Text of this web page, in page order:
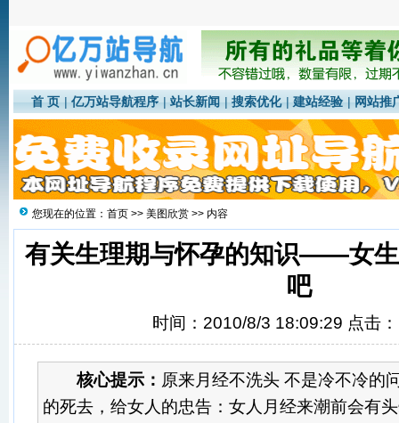
首 页 |亿万站导航程序 |站长新闻 |搜索优化 |建站经验 |网站推
您现在的位置： 首页 >> 美图欣赏 >> 内容
有关生理期与怀孕的知识——女
吧
时间：2010/8/3 18:09:29 点击
核心提示： 原来月经不洗头 不是冷不冷的
的死去，给女人的忠告：女人月经来潮前会有